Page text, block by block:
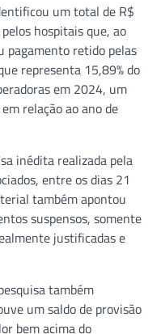
um total de R$
hospitais que, ao
pagamento retido pelas
representa 15,89% do
em 2024, um
relação ao ano de
inédita realizada pela
entre os dias 21
também apontou
suspensos, somente
justificadas e
também
um saldo de provisão
bem acima do